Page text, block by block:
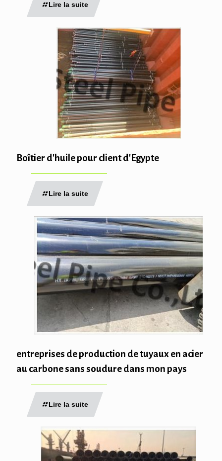
Lire la suite
Boîtier d'huile pour client d'Egypte
Lire la suite
entreprises de production de tuyaux en acier
au carbone sans soudure dans mon pays
Lire la suite